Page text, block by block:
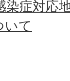
症対応
いて